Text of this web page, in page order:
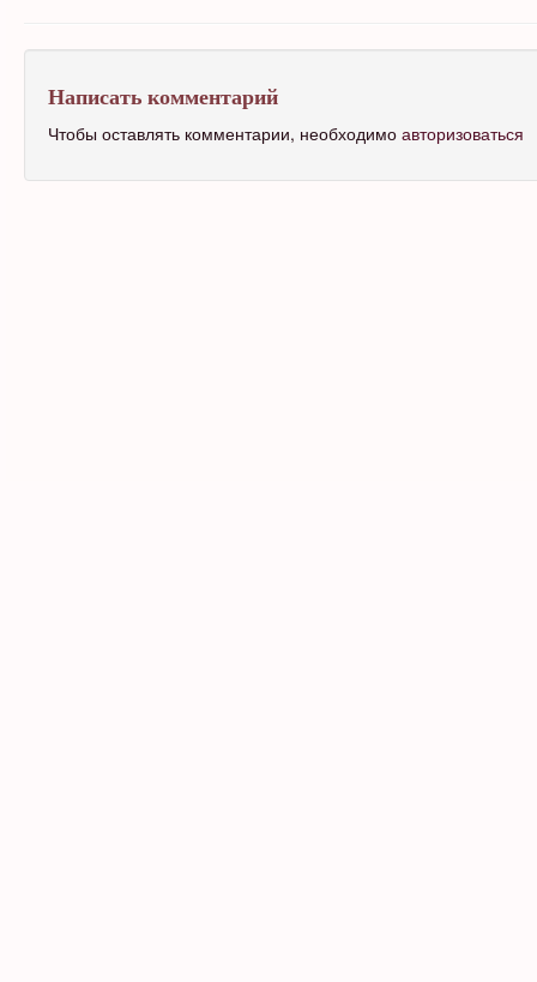
Написать комментарий
Чтобы оставлять комментарии, необходимо авторизоваться